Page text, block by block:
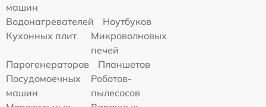
машин
Водонагревателей
Ноутбуков
Кухонных плит
Микроволновых
печей
Парогенераторов
Планшетов
Посудомоечных
машин
Роботов-
пылесосов